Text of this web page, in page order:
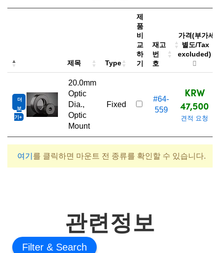
제목 Type
제
품
비
교
하
기
재고
번
호
가격(부가세
별도/Tax
excluded)
더
보
기
20.0mm
Optic
Dia.,
Optic
Mount
Fixed
#64-
559
KRW
47,500
견적 요청
여기 를 클릭하면 마운트 전 종류를 확인할 수 있습니다.
관련정보
Filter